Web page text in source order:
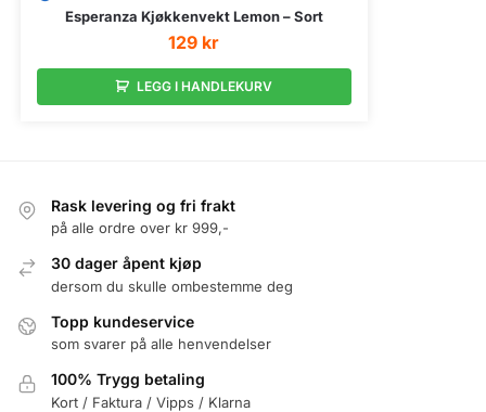
Esperanza Kjøkkenvekt Lemon – Sort
129 kr
LEGG I HANDLEKURV
Rask levering og fri frakt
på alle ordre over kr 999,-
30 dager åpent kjøp
dersom du skulle ombestemme deg
Topp kundeservice
som svarer på alle henvendelser
100% Trygg betaling
Kort / Faktura / Vipps / Klarna